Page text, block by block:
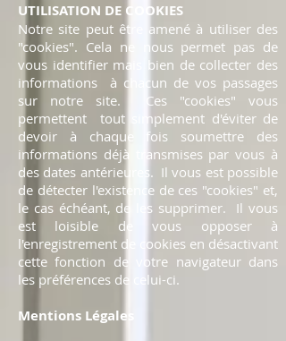
UTILISATION DE COOKIES
Notre site peut être amené à utiliser des
"cookies". Cela ne nous permet pas de
vous identifier mais bien de collecter des
informations à chacun de vos passages
sur notre site. Ces "cookies" vous
permettent tout simplement d'éviter de
devoir à chaque fois soumettre des
informations déjà transmises par vous à
des dates antérieures. Il vous est possible
de détecter l'existence de ces "cookies" et,
le cas échéant, de les supprimer. Il vous
est loisible de vous opposer à
l'enregistrement de cookies en désactivant
cette fonction de votre navigateur dans
les préférences de celui-ci.
Mentions Légales